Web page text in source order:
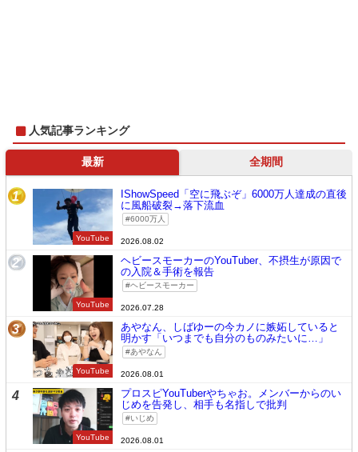
人気記事ランキング
最新 全期間
1
YouTube
IShowSpeed「空に飛ぶぞ」6000万人達成の直後
に風船破裂→落下流血
6000万人
2026.08.02
2
YouTube
ヘビースモーカーのYouTuber、不摂生が原因で
の入院＆手術を報告
ヘビースモーカー
2026.07.28
3
YouTube
あやなん、しばゆーの今カノに嫉妬していると
明かす「いつまでも自分のものみたいに…」
あやなん
2026.08.01
4
YouTube
プロスピYouTuberやちゃお。メンバーからのい
じめを告発し、相手も名指しで批判
いじめ
2026.08.01